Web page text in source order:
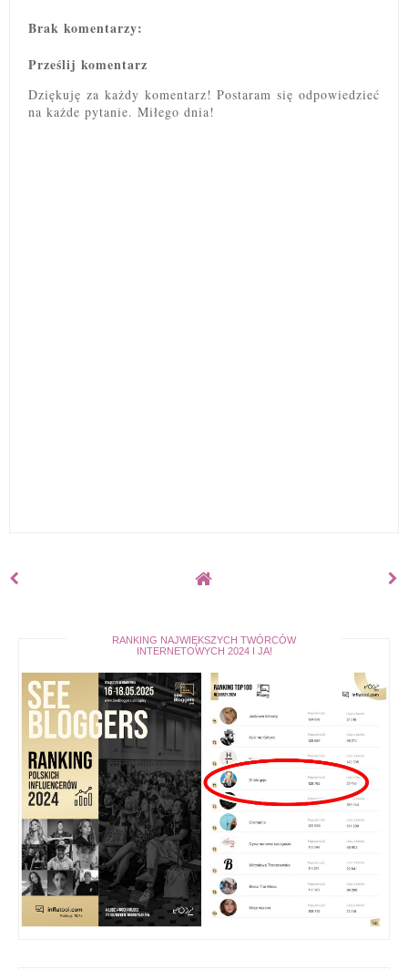
Brak komentarzy:
Prześlij komentarz
Dziękuję za każdy komentarz! Postaram się odpowiedzieć
na każde pytanie. Miłego dnia!
RANKING NAJWIĘKSZYCH TWÓRCÓW
INTERNETOWYCH 2024 I JA!